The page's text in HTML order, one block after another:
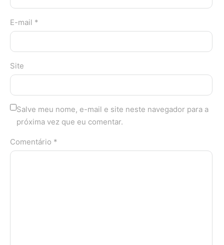
E-mail *
Site
Salve meu nome, e-mail e site neste navegador para a
próxima vez que eu comentar.
Comentário *